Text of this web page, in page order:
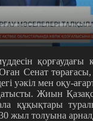
қорғаудағы
Сенат
уәкіл мен оқу-
Жиын
құқықтары
жыл толуына